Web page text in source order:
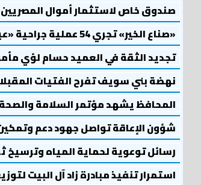
صندوق خاص لاستثمار أموال المصريين
«صناع الخير» تجري 54 عملية جراحية «عيون»
تجديد الثقة في العميد حسام لؤي
نهضة بني سويف تفرح الفتيات
المحافظ يشهد مؤتمر السلامة
شؤون الإعاقة تواصل جهود دعم
رسائل توعوية لحماية المياه وترسيخ
استمرار تنفيذ مبادرة زاد آل البيت